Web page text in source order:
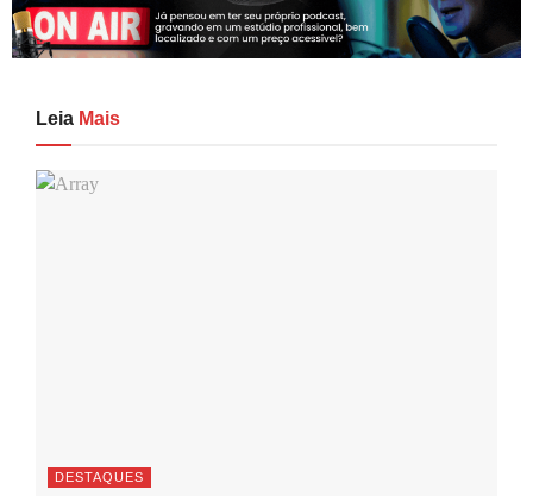
Leia Mais
DESTAQUES